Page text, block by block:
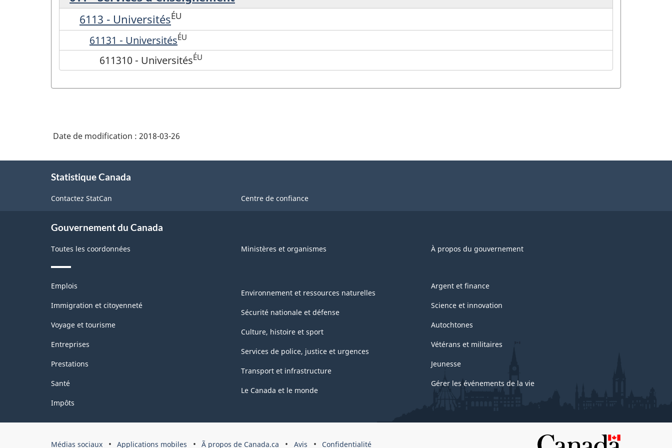
6113 - UniversitésÉU
61131 - UniversitésÉU
611310 - UniversitésÉU
Date de modification : 2018-03-26
Statistique Canada
Contactez StatCan Centre de confiance
Gouvernement du Canada
Toutes les coordonnées Ministères et organismes À propos du gouvernement
Thèmes
sujets
Emplois
Immigration et citoyenneté
Voyage et tourisme
Entreprises
Prestations
Santé
Impôts
Environnement et ressources naturelles
Sécurité nationale et défense
Culture, histoire et sport
Services de police, justice et urgences
Transport et infrastructure
Le Canada et le monde
Argent et finance
Science et innovation
Autochtones
Vétérans et militaires
Jeunesse
Gérer les événements de la vie
Organisation
Médias sociaux Applications mobiles Ã propos de Canada.ca Avis Confidentialité